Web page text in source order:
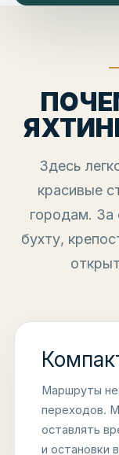
Здесь
красивые
городам. За
бухту,
Маршруты
переходов.
оставлять
и остановки